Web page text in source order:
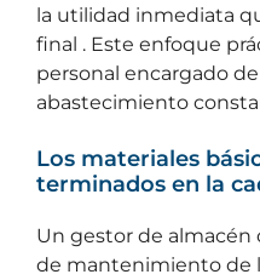
la utilidad inmediata
final . Este enfoque
personal encargado
abastecimiento
Los materiales
terminados en la
Un gestor de almacén
de mantenimiento de